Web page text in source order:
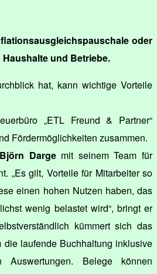
oder
und Betriebe.
hat, kann wichtige Vorteile
„ETL Freund & Partner“
Fördermöglichkeiten zusammen.
Björn Dargemit seinem Team für
„Es gilt, Vorteile für Mitarbeiter so
einen hohen Nutzen haben, das
wenig belastet wird“, bringt er
kümmert sich das
die laufende Buchhaltung inklusive
Auswertungen. Belege können